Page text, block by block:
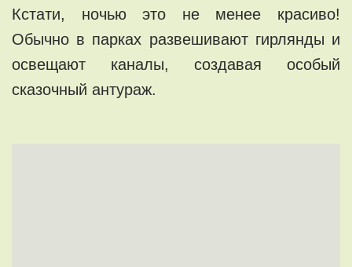
Кстати, ночью это не менее красиво!
Обычно в парках развешивают гирлянды и
освещают каналы, создавая особый
сказочный антураж.